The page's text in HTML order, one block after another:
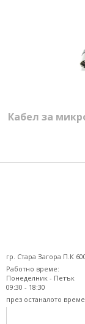
Кабел за
гр. Стара Загора П.К
Работно време:
Понеделник - Петък
09:30 - 18:30
през останалото